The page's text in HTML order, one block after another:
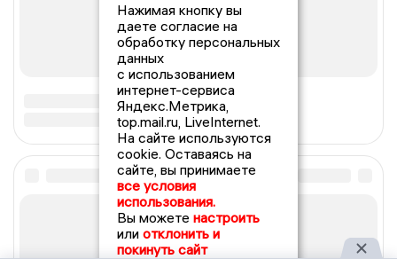
Нажимая кнопку вы
даете согласие на
обработку персональных
данных
с использованием
интернет-сервиса
Яндекс.Метрика,
top.mail.ru, LiveInternet.
На сайте используются
cookie. Оставаясь на
сайте, вы принимаете
все условия
использования.
Вы можете настроить
или отклонить и
покинуть сайт